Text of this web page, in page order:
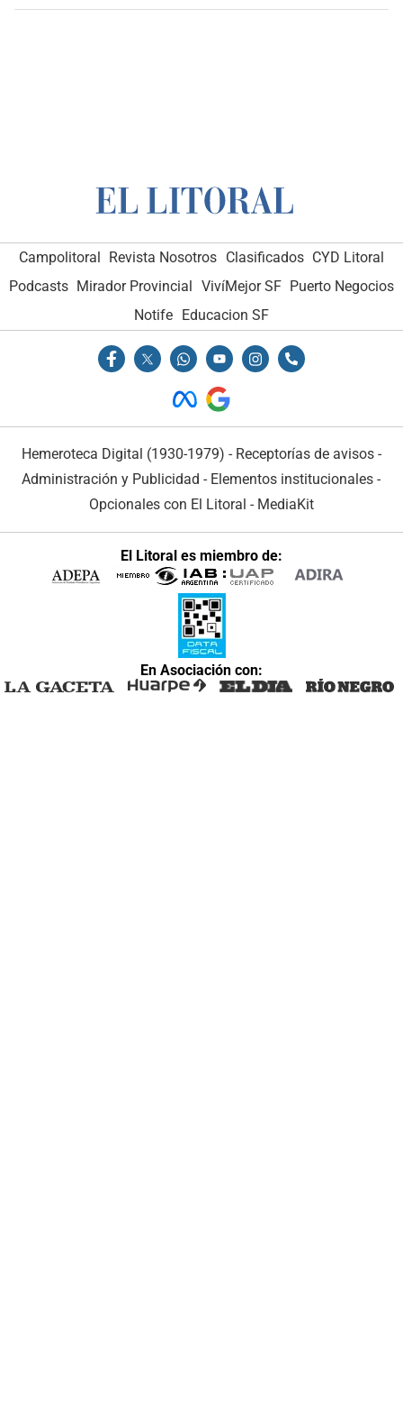
Campolitoral Revista Nosotros Clasificados CYD Litoral
Podcasts Mirador Provincial VivíMejor SF Puerto Negocios
Notife Educacion SF
Hemeroteca Digital (1930-1979) - Receptorías de avisos -
Administración y Publicidad - Elementos institucionales -
Opcionales con El Litoral - MediaKit
El Litoral es miembro de:
En Asociación con: